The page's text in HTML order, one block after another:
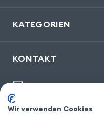
KATEGORIEN
KONTAKT
30, bis rue Girard
Wir verwenden Cookies